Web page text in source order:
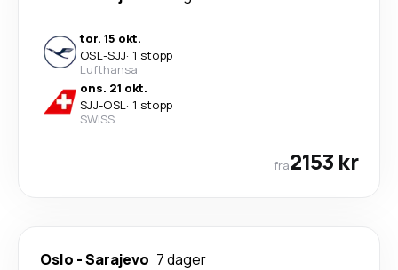
tor. 15 okt.
OSL-SJJ· 1 stopp
Lufthansa
ons. 21 okt.
SJJ-OSL· 1 stopp
SWISS
fra2153 kr
Oslo -Sarajevo 7 dager